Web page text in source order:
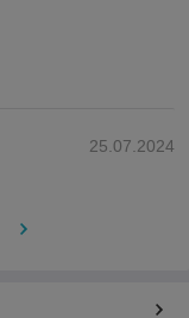
25.07.2024